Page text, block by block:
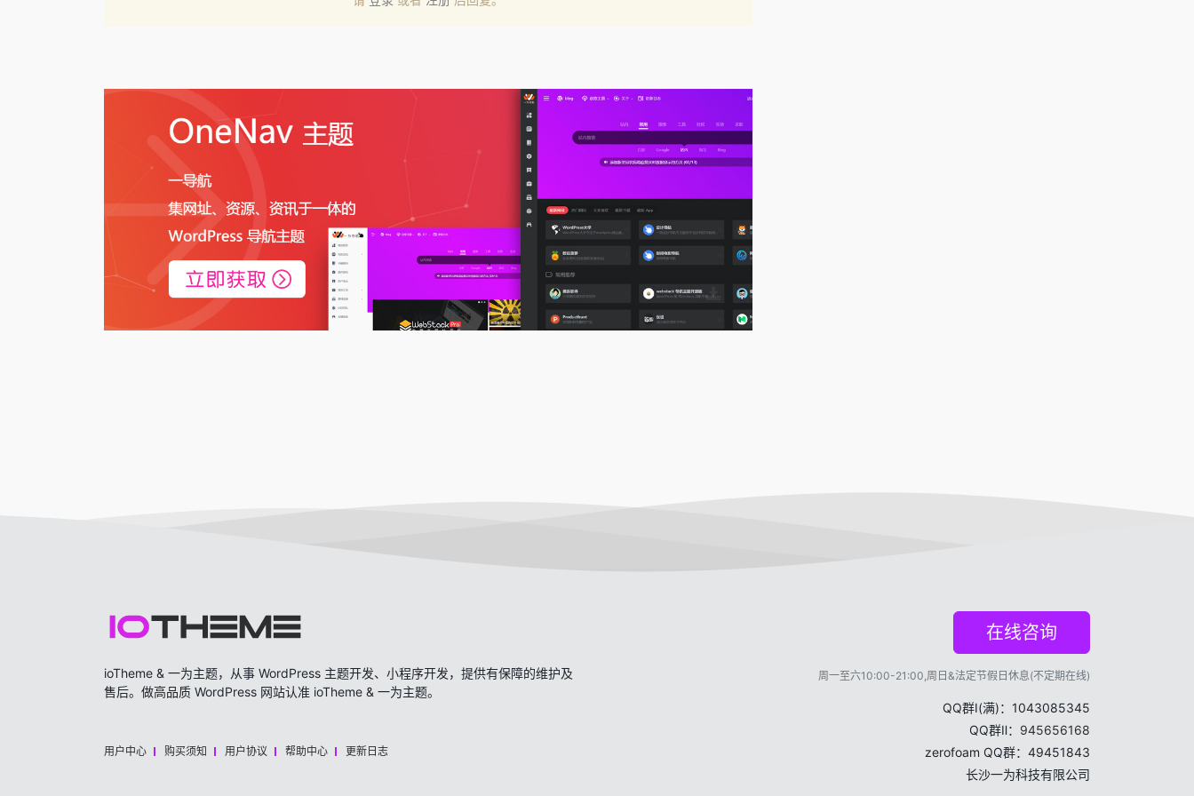
ioTheme & 一为主题，从事 WordPress 主题开发、小程序开发，提供有保障的维护及
售后。做高品质 WordPress 网站认准 ioTheme & 一为主题。
用户中心 购买须知 用户协议 帮助中心 更新日志
在线咨询
周一至六10:00-21:00,周日&法定节假日休息(不定期在线)
QQ群Ⅰ(满)：1043085345
QQ群Ⅱ： 945656168
zerofoam QQ群：49451843
长沙一为科技有限公司